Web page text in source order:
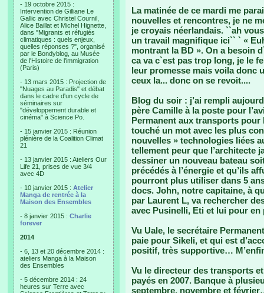
- 19 octobre 2015 :
Intervention de Gilliane Le
Gallic avec Christel Cournil,
Alice Baillat et Michel Hignette,
dans "Migrants et réfugiés
climatiques : quels enjeux,
quelles réponses ?", organisé
par le Bondyblog, au Musée
de l'Histoire de l'immigration
(Paris)
- 13 mars 2015 : Projection de
"Nuages au Paradis" et débat
dans le cadre d'un cycle de
séminaires sur
"développement durable et
cinéma" à Science Po.
- 15 janvier 2015 : Réunion
plénière de la Coalition Climat
21
- 13 janvier 2015 : Ateliers Our
Life 21, prises de vue 3/4
avec 4D
- 10 janvier 2015 : Atelier
Manga de rentrée à la
Maison des Ensembles
- 8 janvier 2015 : Charlie
forever
2014
- 6, 13 et 20 décembre 2014 :
ateliers Manga à la Maison
des Ensembles
- 5 décembre 2014 : 24
heures sur Terre avec
La matinée de ce mardi me
nouvelles et rencontres, je ne
je croyais néerlandais. ``ah
un travail magnifique ici`` ` «
montrant la BD ». On a besoin
ca va c`est pas trop long, je le
leur promesse mais voila donc
ceux la... donc on se revoit....
Blog du soir : j’ai rempli
père Camille à la poste pour
Permanent aux transports pour
touché un mot avec les plus
nouvelles » technologies liées
tellement peur que l’architecte
dessiner un nouveau bateau
précédés à l’énergie et qu’ils
pourront plus utiliser dans 5
docs. John, notre capitaine, à
par Laurent L, va rechercher
avec Pusinelli, Eti et lui pour en
Vu Uale, le secrétaire
paie pour Sikeli, et qui est
positif, très supportive…
Vu le directeur des transports
payés en 2007. Banque à
septembre, novembre et